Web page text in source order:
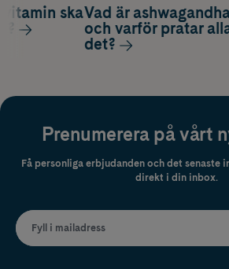
skaVad är
och varför pratar
det?
Prenumerera på vårt
Få personliga erbjudanden och det senaste
direkt i din inbox.
Fyll i mailadress